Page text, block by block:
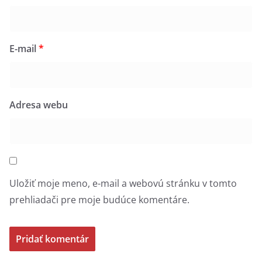
E-mail*
Adresa webu
Uložiť moje meno, e-mail a webovú stránku v tomto
prehliadači pre moje budúce komentáre.